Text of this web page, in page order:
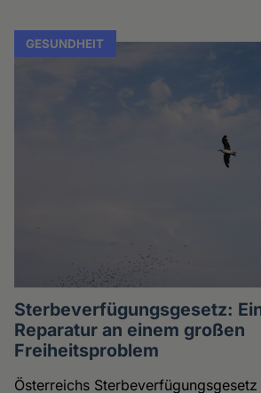
GESUNDHEIT
Sterbeverfügungsgesetz:
Reparatur an einem großen
Freiheitsproblem
Österreichs